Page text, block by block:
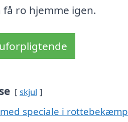
ro hjemme igen.
skjul
speciale i